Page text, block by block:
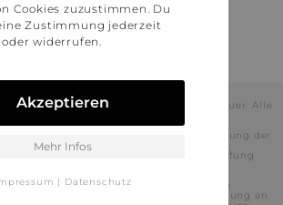
in munich.
geltenden gesetzlichen Mehrwertsteuer. Alle
beinhalten Rabatte, die durch die Nutzung der
Seiten unserer Partner voraussichtlich
Stylaholic führt keine vollständige Prüfung
und es kann daher in Einzelfällen
abweichend von unserem
jeweiligen Shop nicht oder nur teilweise
Darüber hinaus kann deren Verwendung an
Cookies zuzustimmen. Du
Zustimmung jederzeit
widerrufen.
Akzeptieren
Mehr Infos
| Datenschutz